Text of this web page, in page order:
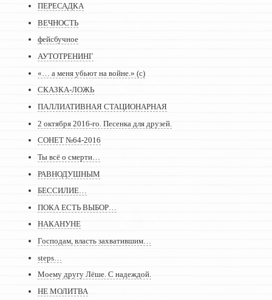
ПЕРЕСАДКА
ВЕЧНОСТЬ
фейсбучное
АУТОТРЕНИНГ
«… а меня убьют на войне.» (с)
СКАЗКА-ЛОЖЬ
ПАЛЛИАТИВНАЯ СТАЦИОНАРНАЯ
2 октября 2016-го. Песенка для друзей.
СОНЕТ №64-2016
Ты всё о смерти…
РАВНОДУШНЫМ
БЕССИЛИЕ…
ПОКА ЕСТЬ ВЫБОР…
НАКАНУНЕ
Господам, власть захватившим…
steps…
Моему другу Лёше. С надеждой.
НЕ МОЛИТВА